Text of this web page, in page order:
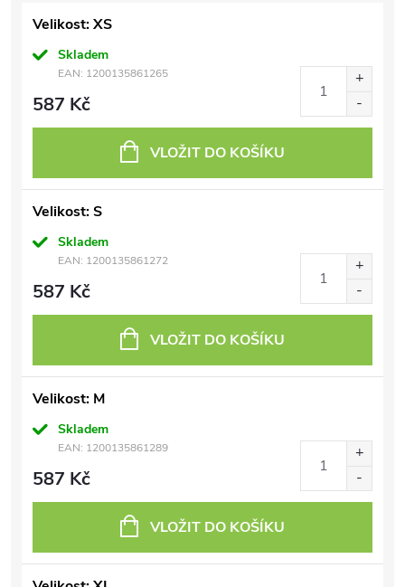
Velikost: XS
Skladem
EAN: 1200135861265
587 Kč
VLOŽIT DO KOŠÍKU
Velikost: S
Skladem
EAN: 1200135861272
587 Kč
VLOŽIT DO KOŠÍKU
Velikost: M
Skladem
EAN: 1200135861289
587 Kč
VLOŽIT DO KOŠÍKU